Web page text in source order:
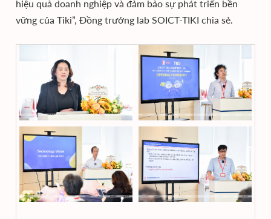
hiệu quả doanh nghiệp và đảm bảo sự phát triển bền
vững của Tiki”, Đồng trưởng lab SOICT-TIKI chia sẻ.